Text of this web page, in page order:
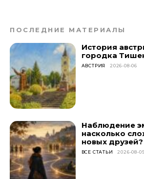
ПОСЛЕДНИЕ МАТЕРИАЛЫ
История
городка
АВСТРИЯ 2026-08-06
Наблюдение
насколько
новых друзей?
ВСЕ СТАТЬИ 2026-08-05